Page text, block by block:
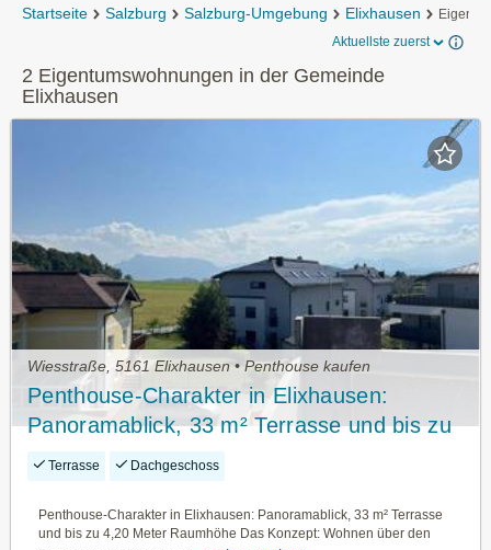
Startseite Salzburg Salzburg-Umgebung Elixhausen
Aktuellste zuerst
2 Eigentumswohnungen in der Gemeinde
Elixhausen
Wiesstraße, 5161 Elixhausen • Penthouse kaufen
Penthouse-Charakter in Elixhausen:
Panoramablick, 33 m² Terrasse und bis zu
4,20 Meter Raumhöhe
Terrasse Dachgeschoss
Penthouse-Charakter in Elixhausen: Panoramablick, 33 m² Terrasse
und bis zu 4,20 Meter Raumhöhe Das Konzept: Wohnen über den